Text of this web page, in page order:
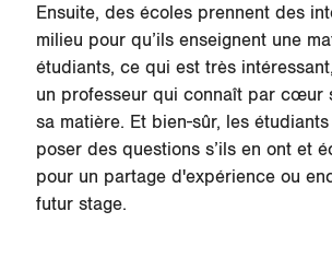
Ensuite, des écoles prennent des
milieu pour qu’ils enseignent une
étudiants, ce qui est très
un professeur qui connaît par cœur
sa matière. Et bien-sûr, les
poser des questions s’ils en ont et
pour un partage d'expérience ou
futur stage.